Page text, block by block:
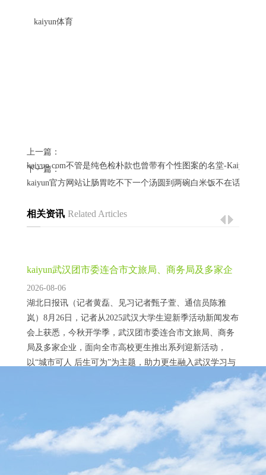
kaiyun体育
上一篇：
kaiyun.com不管是纯色检朴款也曾带有个性图案的名堂-Kaiyun· (
下一篇：
kaiyun官方网站让肠胃吃不下一个汤圆到两碗白米饭不在话下-
相关资讯 Related Articles
kaiyun武汉团市委连合市文旅局、商务局及多家企
业-Kaiyu
2026-08-06
湖北日报讯（记者黄磊、见习记者甄子萱、通信员陈雅
岚）8月26日，记者从2025武汉大学生迎新季活动新闻发布
会上获悉，今秋开学季，武汉团市委连合市文旅局、商务
局及多家企业，面向全市高校更生推出系列迎新活动，
以“城市可人 后生可为”为主题，助力更生融入武汉学习与
话”、联袂市商务局、武商集团（000501）、滴滴出行等推
kaiyun.com住房公积金轨制开动走上法治化圭表化
近日，国务院常务会议审议通过《国务院对于修改〈住房
公积金管制条例〉的决定（草案）》。会议指出，要更好
推崇住房公积金功能作用，拓宽索取和使用边界，扩大轨